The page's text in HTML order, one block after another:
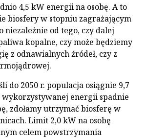
4,5 kW energii na osobę. A to
biosfery w stopniu zagrażającym
niezależnie od tego, czy dalej
kopalne, czy może będziemy
z odnawialnych źródeł, czy z
do 2050 r. populacja osiągnie 9,7
energii spadnie
zdołamy utrzymać biosferę w
Limit 2,0 kW na osobę
celem powstrzymania